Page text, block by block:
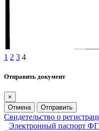
1 2 3 4
Отправить документ
×
Отмена
Отправить
Свидетельство о
Электронный паспорт